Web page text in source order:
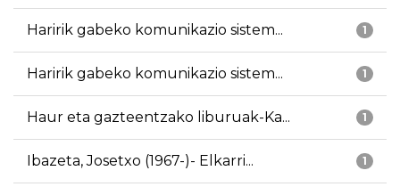
1
Haririk gabeko komunikazio sistem...
1
Haririk gabeko komunikazio sistem...
1
Haur eta gazteentzako liburuak-Ka...
1
Ibazeta, Josetxo (1967-)- Elkarri...